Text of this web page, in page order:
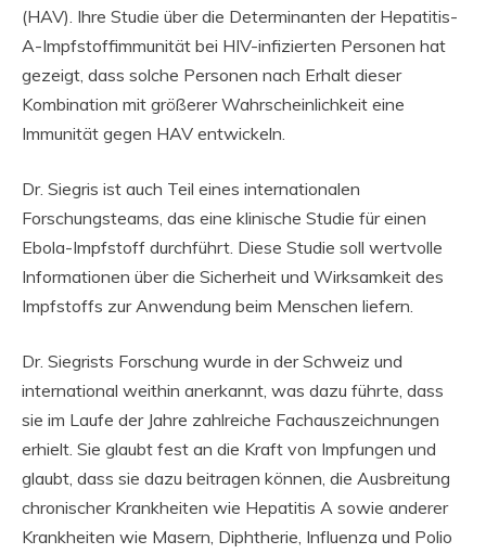
(HAV). Ihre Studie über die Determinanten der Hepatitis-
A-Impfstoffimmunität bei HIV-infizierten Personen hat
gezeigt, dass solche Personen nach Erhalt dieser
Kombination mit größerer Wahrscheinlichkeit eine
Immunität gegen HAV entwickeln.
Dr. Siegris ist auch Teil eines internationalen
Forschungsteams, das eine klinische Studie für einen
Ebola-Impfstoff durchführt. Diese Studie soll wertvolle
Informationen über die Sicherheit und Wirksamkeit des
Impfstoffs zur Anwendung beim Menschen liefern.
Dr. Siegrists Forschung wurde in der Schweiz und
international weithin anerkannt, was dazu führte, dass
sie im Laufe der Jahre zahlreiche Fachauszeichnungen
erhielt. Sie glaubt fest an die Kraft von Impfungen und
glaubt, dass sie dazu beitragen können, die Ausbreitung
chronischer Krankheiten wie Hepatitis A sowie anderer
Krankheiten wie Masern, Diphtherie, Influenza und Polio